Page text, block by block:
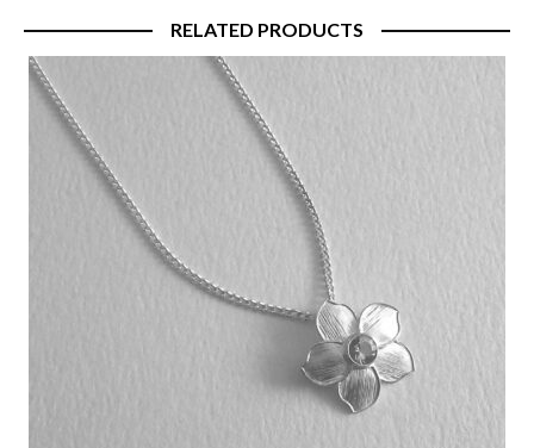
RELATED PRODUCTS